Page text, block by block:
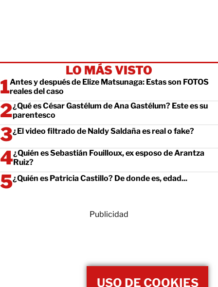
LO MÁS VISTO
Antes y después de Elize Matsunaga: Estas son FOTOS
reales del caso
¿Qué es César Gastélum de Ana Gastélum? Este es su
parentesco
¿El video filtrado de Naldy Saldaña es real o fake?
¿Quién es Sebastián Fouilloux, ex esposo de Arantza
Ruiz?
¿Quién es Patricia Castillo? De donde es, edad...
Publicidad
USO DE COOKIES